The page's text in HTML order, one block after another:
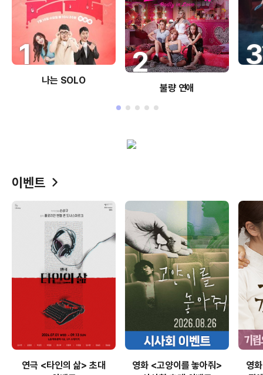
1
나는 SOLO
2
불량 연애
3
이벤트
영화 <고양이를 놓아줘>
영화 <귀향: 언니야 이제
연